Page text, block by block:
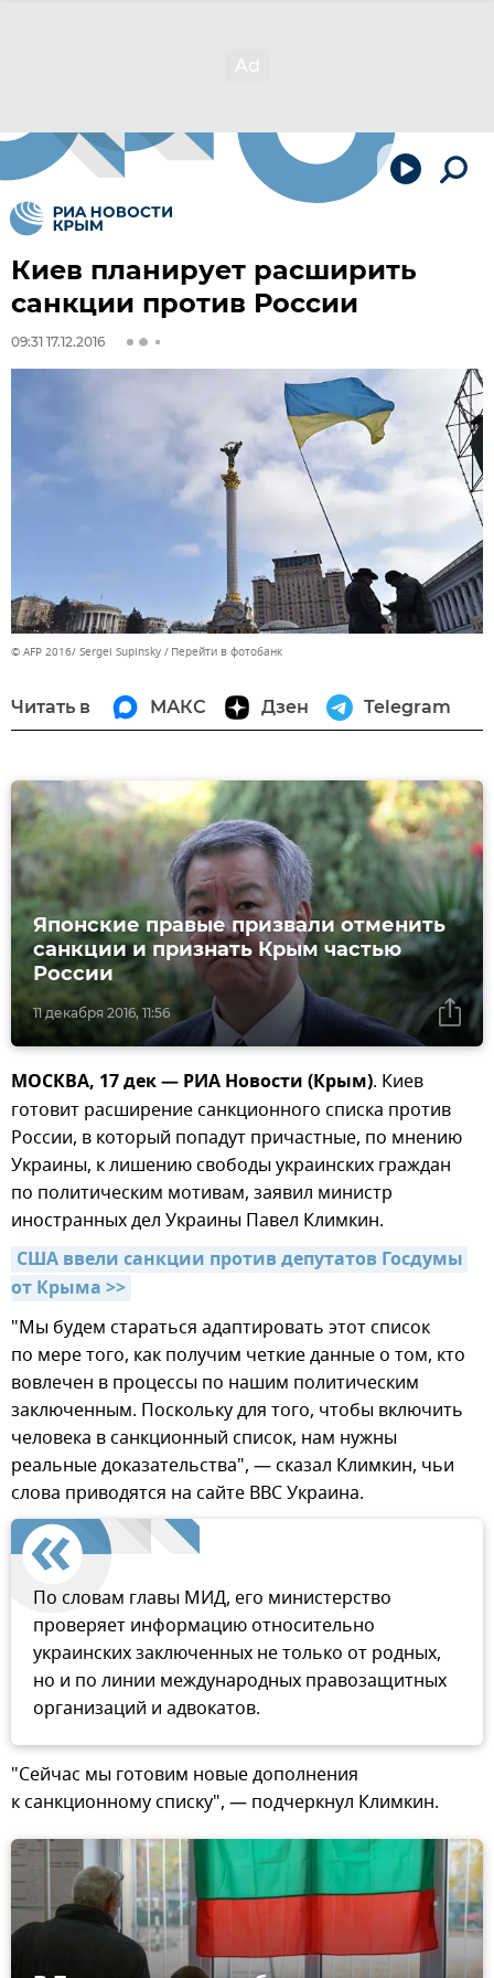
Киев планирует расширить
санкции против России
09:31 17.12.2016
© AFP 2016/ Sergei Supinsky Перейти в фотобанк
Читать в МАКС Дзен Telegram
11 декабря 2016, 11:56
Японские правые призвали отменить
санкции и признать Крым частью
России
МОСКВА, 17 дек — РИА Новости (Крым). Киев
готовит расширение санкционного списка против
России, в который попадут причастные, по мнению
Украины, к лишению свободы украинских граждан
по политическим мотивам, заявил министр
иностранных дел Украины Павел Климкин.
США ввели санкции против депутатов Госдумы
от Крыма >>
"Мы будем стараться адаптировать этот список
по мере того, как получим четкие данные о том, кто
вовлечен в процессы по нашим политическим
заключенным. Поскольку для того, чтобы включить
человека в санкционный список, нам нужны
реальные доказательства", — сказал Климкин, чьи
слова приводятся на сайте BBC Украина.
По словам главы МИД, его министерство
проверяет информацию относительно
украинских заключенных не только от родных,
но и по линии международных правозащитных
организаций и адвокатов.
"Сейчас мы готовим новые дополнения
к санкционному списку", — подчеркнул Климкин.